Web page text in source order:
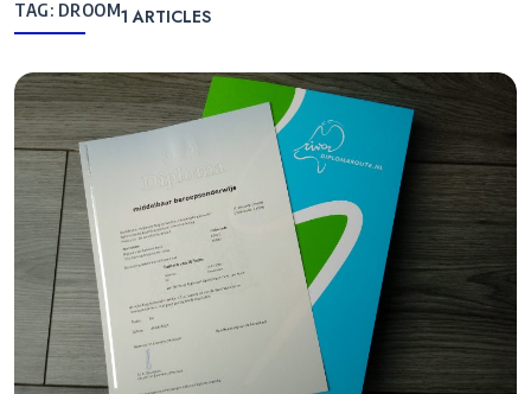
TAG: DROOM1 ARTICLES